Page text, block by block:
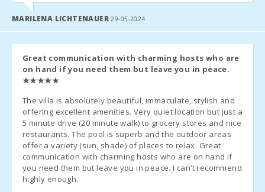
Dorf Alcudia ( km
):
Fähre - Hafen von
Palma (km):
Bahnhof auf der
Plaça de
l′Estació,
Manacor (km):
Intermodaler
Bahnhof Palma
(km):
Ankunft, um die Abholung der Schlüssel zu organisieren.
Ankunft außerhalb der Öffnungszeiten
Schlüssel werden in einem Safe hinterlegt, wenn möglich, und
ausstehende Zahlungen werden am nächsten Tag beglichen.
Wenn kein Safe vorhanden ist, die Ankunft mit der Agentur
organisieren; es fällt eine zusätzliche Gebühr für verspätete
Ankünfte an.
Ankunft nach 23:00 Uhr
: Zuschlag von 50 €.
Nebensaison: Flexible Check-in- und Check-out-Zeiten;
kontaktieren Sie die Agentur.
Tourismussteuer (Ökotaxe)
: 2,20 € pro Person und Nacht für die ersten 8 Tage,
danach 1,10 €. Nicht anwendbar auf Kinder unter 16 Jahren.
Zahlung: Bei Ankunft an die Agentur zu leisten.
MARILENA LICHTENAUER29-05-2024
Great communication with charming hosts who are
on hand if you need them but leave you in peace.
★★★★★
The villa is absolutely beautiful, immaculate, stylish and
offering excellent amenities. Very quiet location but just a
5 minute drive (20 minute walk) to grocery stores and nice
restaurants. The pool is superb and the outdoor areas
offer a variety (sun, shade) of places to relax. Great
communication with charming hosts who are on hand if
you need them but leave you in peace. I can’t recommend
highly enough.